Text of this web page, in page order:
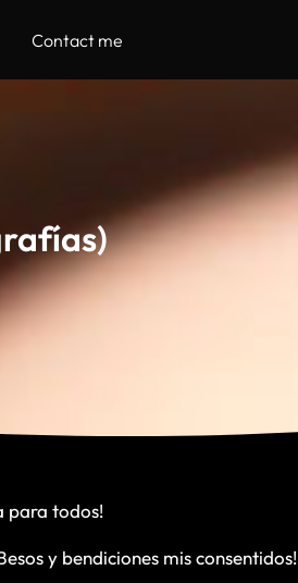
Contact me
para todos!
y bendiciones mis consentidos!